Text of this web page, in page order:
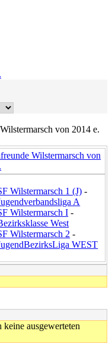
von 2014 e.
Wilstermarsch von
Wilstermarsch 1 (J) -
A
Wilstermarsch I -
West
Wilstermarsch 2 -
WEST
ausgewerteten